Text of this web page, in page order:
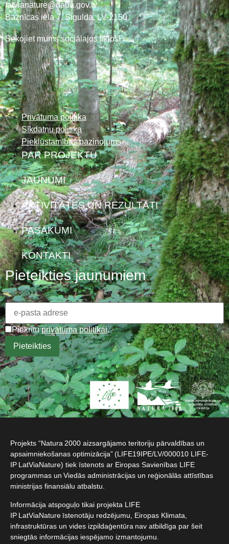
latvianature@daba.gov.lv
Baznīcas iela 7, Sigulda, LV-2150
Sekojiet mums sociālajos tīklos!
Privātuma politika
Sīkdatņu politika
Piekļūstamības paziņojums
PAR PROJEKTU
JAUNUMI
AKTIVITĀTES UN REZULTĀTI
PASĀKUMI
KONTAKTI
Pieteikties jaunumiem
Piekrītuprivātuma politikai.
Projekts “Natura 2000 aizsargājamo teritoriju pārvaldības un
apsaimniekošanas optimizācija” (LIFE19IPE/LV/000010 LIFE-
IP LatViaNature) tiek īstenots ar Eiropas Savienības LIFE
programmas un Viedās administrācijas un reģionālās attīstības
ministrijas finansiālu atbalstu.​
Informācija atspoguļo tikai projekta LIFE
IP LatViaNature īstenotāju redzējumu, Eiropas Klimata,
infrastruktūras un vides izpildaģentūra nav atbildīga par šeit
sniegtās informācijas iespējamo izmantojumu.​